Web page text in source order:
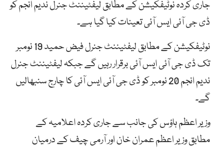
جاری کردہ نوٹیفکیشن کے مطابق لیفٹیننٹ جنرل ندیم انجم کو
ڈی جی آئی ایس آئی تعینات کیا گیا ہے۔
نوٹیفکیشن کے مطابق لیفٹیننٹ جنرل فیض حمید 19 نومبر
تک ڈی جی آئی ایس آئی برقرار رہیں گے جبکہ لیفٹیننٹ جنرل
ندیم انجم 20 نومبر کو ڈی جی آئی ایس آئی کا چارج سنبھالیں
گے۔
وزیر اعظم ہاؤس کی جانب سے جاری کردہ اعلامیہ کے
مطابق وزیر اعظم عمران خان اور آرمی چیف کے درمیان